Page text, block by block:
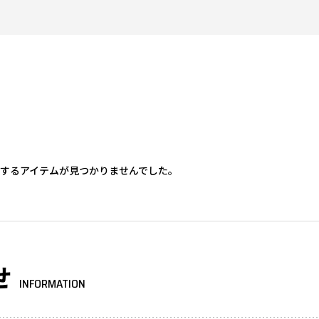
るアイテムが見つかりませんでした。
INFORMATION